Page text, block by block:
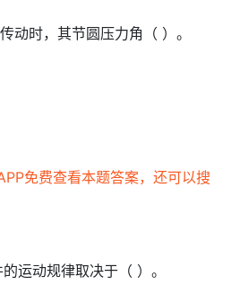
动时，其节圆压力角（ ）。
免费查看本题答案，还可以搜
运动规律取决于（ ）。